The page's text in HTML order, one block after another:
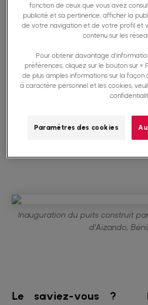
les œufs, essentiels à
équilibrée de la
suffisant à l’eau potable
seulement pour les
bien-être des animaux.
Inauguration du puits construit
d’Aizando,
Le saviez-vous ?
fonction de ceux que vous avez
publicité et sa pertinence, afficher la
de votre navigation et de votre profil et
contenu sur les
Pour obtenir davantage
préférences, cliquez sur le bouton sur «
de plus amples informations sur la façon
à caractère personnel et les cookies,
Paramètres des cookies